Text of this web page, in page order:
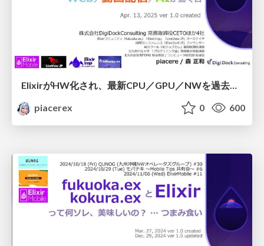
ElixirがHW化され、最新CPU／GPU／NWを過去のものとする数万倍、高速＋超省電力化されたWeb／動画配信／AIが動く日
piacerex
0 600